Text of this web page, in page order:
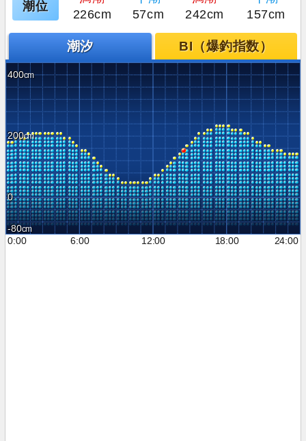
潮位
226cm
57cm 242cm 157cm
潮汐 BI（爆釣指数）
400
200
0
-80
0:00
6:00 12:00 18:00 24:00